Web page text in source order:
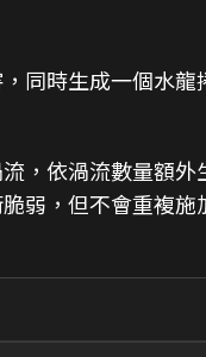
同時生成一個水
，依渦流數量額
弱，但不會重複